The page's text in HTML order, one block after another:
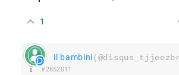
1
il bambini
#2852011